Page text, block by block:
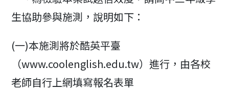
生協助參與施測，說明如下：
(一)本施測將於酷英平臺
（www.coolenglish.edu.tw）進行，由各校
老師自行上網填寫報名表單